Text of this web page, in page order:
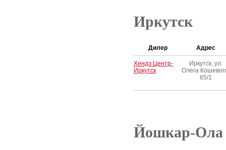
Иркутск
Дилер Адрес
Хендэ Центр-
Иркутск
Иркутск, ул.
Олега
65/1
Йошкар-Ола